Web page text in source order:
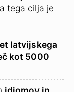
tega cilja je
latvijskega
kot 5000